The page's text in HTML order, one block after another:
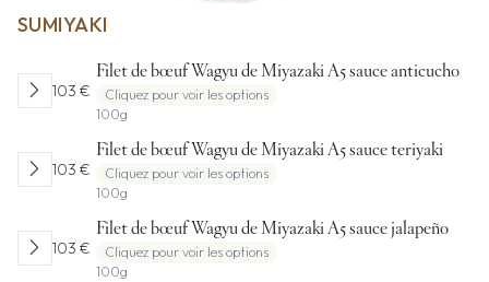
SUMIYAKI
chevron_right 103 €
Filet de bœuf Wagyu de Miyazaki A5 sauce anticucho
Cliquez pour voir les options
100g
chevron_right 103 €
Filet de bœuf Wagyu de Miyazaki A5 sauce teriyaki
Cliquez pour voir les options
100g
chevron_right 103 €
Filet de bœuf Wagyu de Miyazaki A5 sauce jalapeño
Cliquez pour voir les options
100g